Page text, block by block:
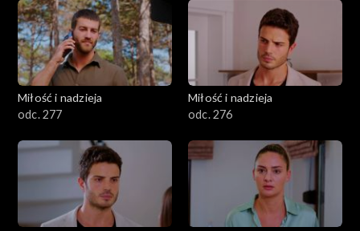
Miłość i nadzieja
odc. 277
Miłość i nadzieja
odc. 276